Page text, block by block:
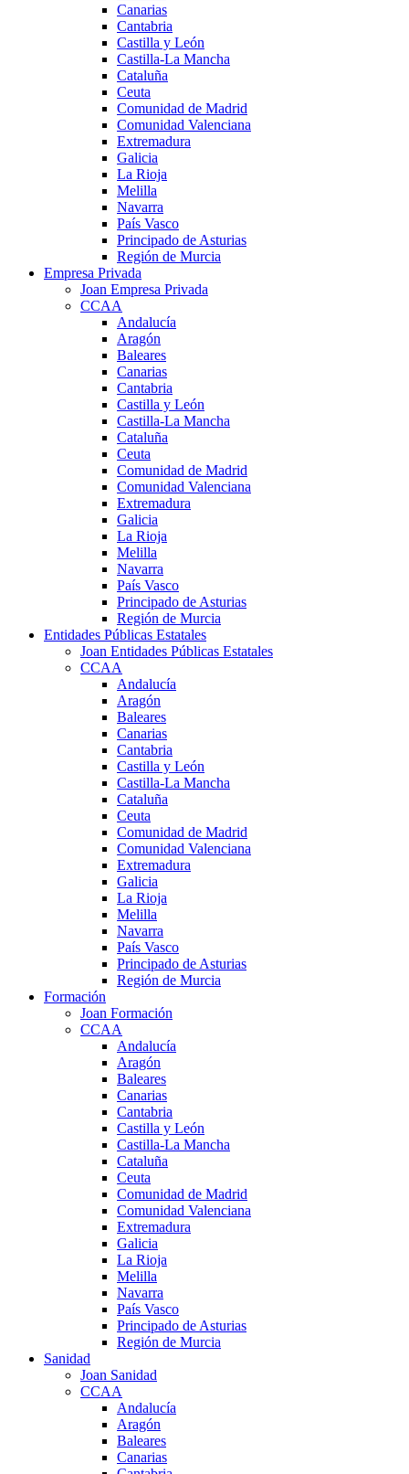
Canarias
Cantabria
Castilla y León
Castilla-La Mancha
Cataluña
Ceuta
Comunidad de Madrid
Comunidad Valenciana
Extremadura
Galicia
La Rioja
Melilla
Navarra
País Vasco
Principado de Asturias
Región de Murcia
Empresa Privada
Joan Empresa Privada
CCAA
Andalucía
Aragón
Baleares
Canarias
Cantabria
Castilla y León
Castilla-La Mancha
Cataluña
Ceuta
Comunidad de Madrid
Comunidad Valenciana
Extremadura
Galicia
La Rioja
Melilla
Navarra
País Vasco
Principado de Asturias
Región de Murcia
Entidades Públicas Estatales
Joan Entidades Públicas Estatales
CCAA
Andalucía
Aragón
Baleares
Canarias
Cantabria
Castilla y León
Castilla-La Mancha
Cataluña
Ceuta
Comunidad de Madrid
Comunidad Valenciana
Extremadura
Galicia
La Rioja
Melilla
Navarra
País Vasco
Principado de Asturias
Región de Murcia
Formación
Joan Formación
CCAA
Andalucía
Aragón
Baleares
Canarias
Cantabria
Castilla y León
Castilla-La Mancha
Cataluña
Ceuta
Comunidad de Madrid
Comunidad Valenciana
Extremadura
Galicia
La Rioja
Melilla
Navarra
País Vasco
Principado de Asturias
Región de Murcia
Sanidad
Joan Sanidad
CCAA
Andalucía
Aragón
Baleares
Canarias